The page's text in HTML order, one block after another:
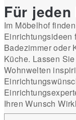
Für
Im Möbelhof
Einrichtungsideen
Badezimmer oder
Küche. Lassen
Wohnwelten
Ihren Wunsch